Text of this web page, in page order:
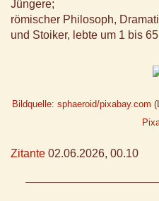
Jüngere;
römischer Philosoph,
und Stoiker, lebte um 1 bis
Bildquelle: sphaeroid/pixabay.com
Zitante 02.06.2026, 00.10